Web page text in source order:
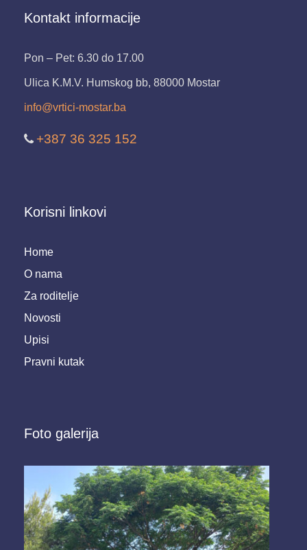
Kontakt informacije
Pon – Pet: 6.30 do 17.00
Ulica K.M.V. Humskog bb, 88000 Mostar
info@vrtici-mostar.ba
+387 36 325 152
Korisni linkovi
Home
O nama
Za roditelje
Novosti
Upisi
Pravni kutak
Foto galerija